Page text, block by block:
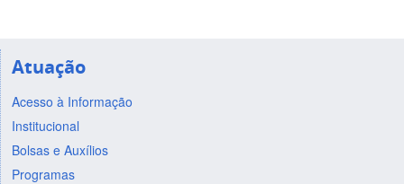
Atuação
Acesso à Informação
Institucional
Bolsas e Auxílios
Programas